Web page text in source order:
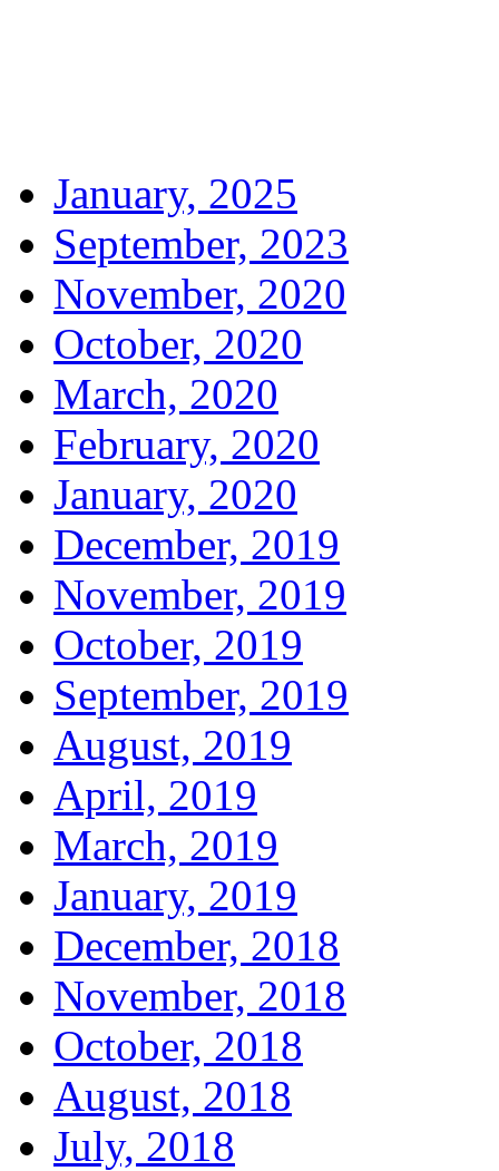
January, 2025
September, 2023
November, 2020
October, 2020
March, 2020
February, 2020
January, 2020
December, 2019
November, 2019
October, 2019
September, 2019
August, 2019
April, 2019
March, 2019
January, 2019
December, 2018
November, 2018
October, 2018
August, 2018
July, 2018